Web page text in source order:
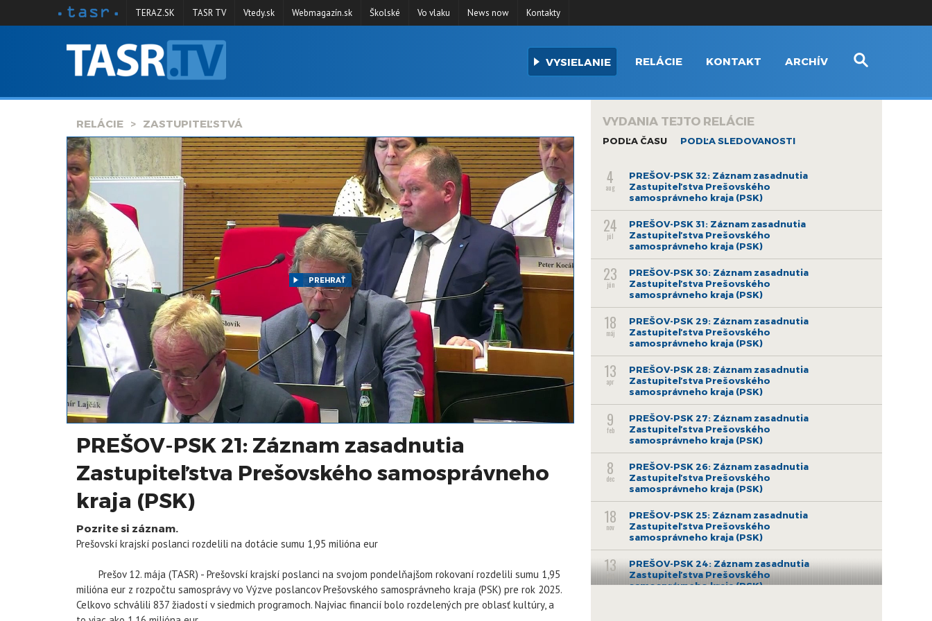
SPRAVODAJSTVO
KONTAKT
ARCHÍV
TERAZ.SK TASR TV Vtedy.sk Webmagazín.sk Školské Vo vlaku News now Kontakty
VYSIELANIE RELÁCIE KONTAKT ARCHÍV
RELÁCIE ZASTUPITEĽSTVÁ
PREHRAŤ
PREŠOV-PSK 21: Záznam zasadnutia
Zastupiteľstva Prešovského samosprávneho
kraja (PSK)
Pozrite si záznam.
Prešovskí krajskí poslanci rozdelili na dotácie sumu 1,95 milióna eur
Prešov 12. mája (TASR) - Prešovskí krajskí poslanci na svojom pondelňajšom rokovaní rozdelili sumu 1,95
milióna eur z rozpočtu samosprávy vo Výzve poslancov Prešovského samosprávneho kraja (PSK) pre rok 2025.
Celkovo schválili 837 žiadostí v siedmich programoch. Najviac financií bolo rozdelených pre oblasť kultúry, a
VYDANIA TEJTO RELÁCIE
PODĽA ČASU PODĽA SLEDOVANOSTI
4
aug
PREŠOV-PSK 32: Záznam zasadnutia
Zastupiteľstva Prešovského
samosprávneho kraja (PSK)
24
júl
PREŠOV-PSK 31: Záznam zasadnutia
Zastupiteľstva Prešovského
samosprávneho kraja (PSK)
23
jún
PREŠOV-PSK 30: Záznam zasadnutia
Zastupiteľstva Prešovského
samosprávneho kraja (PSK)
18
máj
PREŠOV-PSK 29: Záznam zasadnutia
Zastupiteľstva Prešovského
samosprávneho kraja (PSK)
13
apr
PREŠOV-PSK 28: Záznam zasadnutia
Zastupiteľstva Prešovského
samosprávneho kraja (PSK)
9
feb
PREŠOV-PSK 27: Záznam zasadnutia
Zastupiteľstva Prešovského
samosprávneho kraja (PSK)
8
dec
PREŠOV-PSK 26: Záznam zasadnutia
Zastupiteľstva Prešovského
samosprávneho kraja (PSK)
18
nov
PREŠOV-PSK 25: Záznam zasadnutia
Zastupiteľstva Prešovského
samosprávneho kraja (PSK)
13
PREŠOV-PSK 24: Záznam zasadnutia
Zastupiteľstva Prešovského
samosprávneho kraja (PSK)